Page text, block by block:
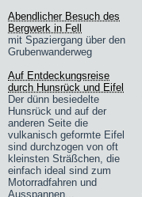
Abendlicher Besuch des
Bergwerk in Fell
mit Spaziergang über den
Grubenwanderweg
Auf Entdeckungsreise
durch Hunsrück und Eifel
Der dünn besiedelte
Hunsrück und auf der
anderen Seite die
vulkanisch geformte Eifel
sind durchzogen von oft
kleinsten Sträßchen, die
einfach ideal sind zum
Motorradfahren und
Ausspannen...